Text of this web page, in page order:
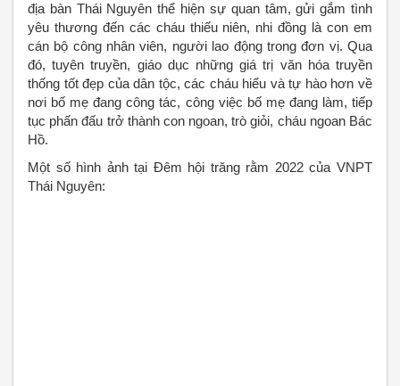
địa bàn Thái Nguyên thể hiện sự quan tâm, gửi gắm tình
yêu thương đến các cháu thiếu niên, nhi đồng là con em
cán bộ công nhân viên, người lao động trong đơn vị. Qua
đó, tuyên truyền, giáo dục những giá trị văn hóa truyền
thống tốt đẹp của dân tộc, các cháu hiểu và tự hào hơn về
nơi bố mẹ đang công tác, công việc bố mẹ đang làm, tiếp
tục phấn đấu trở thành con ngoan, trò giỏi, cháu ngoan Bác
Hồ.
Một số hình ảnh tại Đêm hội trăng rằm 2022 của VNPT
Thái Nguyên: